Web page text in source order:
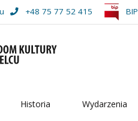
+48 75 77 52 415 BIP
Historia Wydarzenia